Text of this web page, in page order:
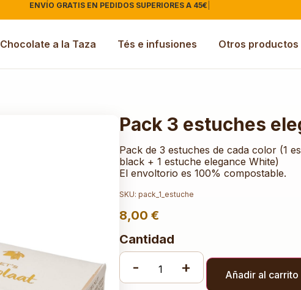
ENVÍO GRATIS EN PEDIDOS SUPERIORES A 45€
Chocolate a la Taza Tés e infusiones Otros productos
Pack 3 estuches
Pack de 3 estuches de cada color (1
black + 1 estuche elegance White)
El envoltorio es 100% compostable.
SKU: pack_1_estuche
8,00 €
Cantidad
- + Añadir al carrito